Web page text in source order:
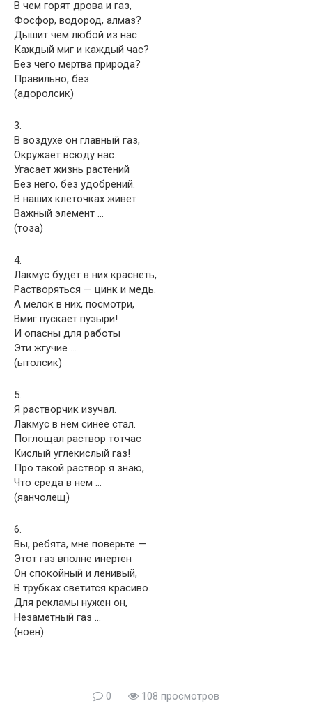
В чем горят дрова и газ,
Фосфор, водород, алмаз?
Дышит чем любой из нас
Каждый миг и каждый час?
Без чего мертва природа?
Правильно, без …
(адоролсик)
3.
В воздухе он главный газ,
Окружает всюду нас.
Угасает жизнь растений
Без него, без удобрений.
В наших клеточках живет
Важный элемент …
(тоза)
4.
Лакмус будет в них краснеть,
Растворяться — цинк и медь.
А мелок в них, посмотри,
Вмиг пускает пузыри!
И опасны для работы
Эти жгучие …
(ытолсик)
5.
Я растворчик изучал.
Лакмус в нем синее стал.
Поглощал раствор тотчас
Кислый углекислый газ!
Про такой раствор я знаю,
Что среда в нем …
(яанчолещ)
6.
Вы, ребята, мне поверьте —
Этот газ вполне инертен
Он спокойный и ленивый,
В трубках светится красиво.
Для рекламы нужен он,
Незаметный газ …
(ноен)
0 108 просмотров